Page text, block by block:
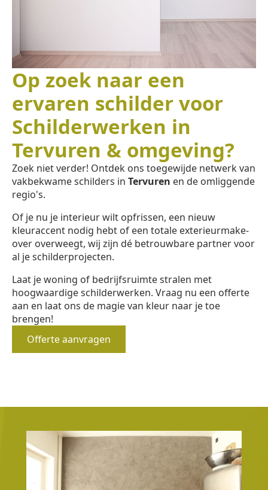
Op zoek naar een
ervaren schilder voor
Schilderwerken in
Tervuren & omgeving?
Zoek niet verder! Ontdek ons toegewijde netwerk van
vakbekwame schilders in Tervuren en de omliggende
regio's.
Of je nu je interieur wilt opfrissen, een nieuw
kleuraccent nodig hebt of een totale exterieurmake-
over overweegt, wij zijn dé betrouwbare partner voor
al je schilderprojecten.
Laat je woning of bedrijfsruimte stralen met
hoogwaardige schilderwerken. Vraag nu een offerte
aan en laat ons de magie van kleur naar je toe
brengen!
Offerte aanvragen